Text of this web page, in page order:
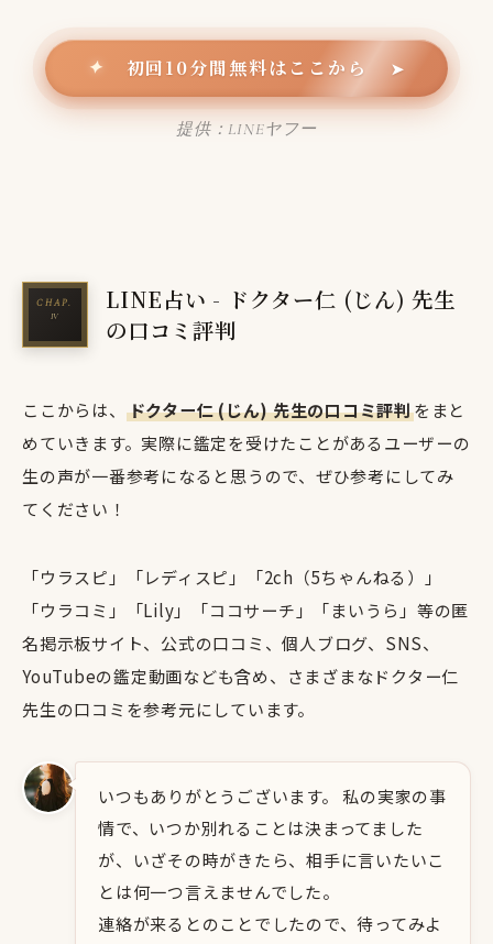
✦ 初回10分間無料はここから ➤
提供：LINEヤフー
LINE占い - ドクター仁 (じん) 先生
の口コミ評判
ここからは、 ドクター仁 (じん) 先生の口コミ評判をまと
めていきます。実際に鑑定を受けたことがあるユーザーの
生の声が一番参考になると思うので、ぜひ参考にしてみ
てください！
「ウラスピ」「レディスピ」「2ch（5ちゃんねる）」
「ウラコミ」「Lily」「ココサーチ」「まいうら」等の匿
名掲示板サイト、公式の口コミ、個人ブログ、SNS、
YouTubeの鑑定動画なども含め、さまざまなドクター仁
先生の口コミを参考元にしています。
いつもありがとうございます。 私の実家の事
情で、いつか別れることは決まってました
が、いざその時がきたら、相手に言いたいこ
とは何一つ言えませんでした。
連絡が来るとのことでしたので、待ってみよ